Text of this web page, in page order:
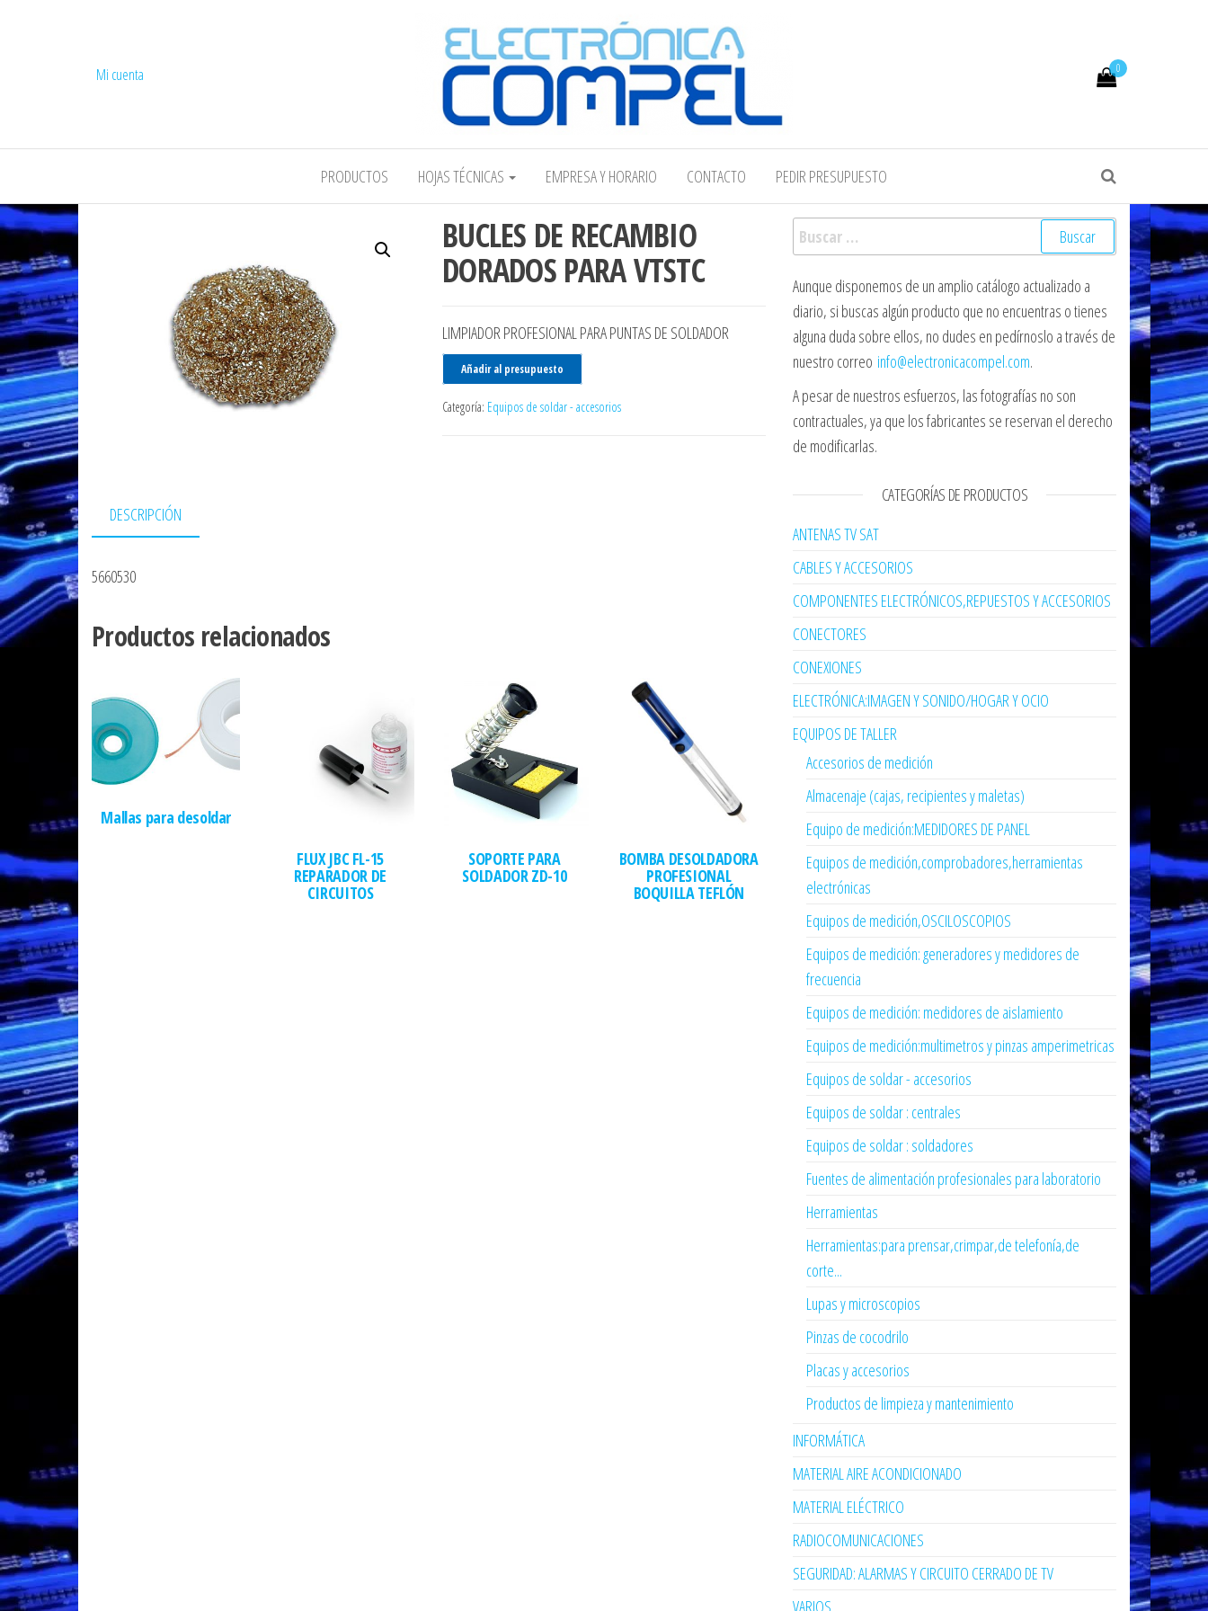
COMPEL Electrónica COMPEL
0
Mi cuenta
PRODUCTOS HOJAS TÉCNICAS EMPRESA Y HORARIO CONTACTO PEDIR PRESUPUESTO
BUCLES DE RECAMBIO
DORADOS PARA VTSTC
LIMPIADOR PROFESIONAL PARA PUNTAS DE SOLDADOR
Añadir al presupuesto
Categoría: Equipos de soldar - accesorios
DESCRIPCIÓN
5660530
Productos relacionados
Mallas para desoldar
FLUX JBC FL-15
REPARADOR DE
CIRCUITOS
SOPORTE PARA
SOLDADOR ZD-10
BOMBA DESOLDADORA
PROFESIONAL
BOQUILLA TEFLÓN
Buscar:
Aunque disponemos de un amplio catálogo actualizado a
diario, si buscas algún producto que no encuentras o tienes
alguna duda sobre ellos, no dudes en pedírnoslo a través de
nuestro correo info@electronicacompel.com.
A pesar de nuestros esfuerzos, las fotografías no son
contractuales, ya que los fabricantes se reservan el derecho
de modificarlas.
CATEGORÍAS DE PRODUCTOS
ANTENAS TV SAT
CABLES Y ACCESORIOS
COMPONENTES ELECTRÓNICOS,REPUESTOS Y ACCESORIOS
CONECTORES
CONEXIONES
ELECTRÓNICA:IMAGEN Y SONIDO/HOGAR Y OCIO
EQUIPOS DE TALLER
Accesorios de medición
Almacenaje (cajas, recipientes y maletas)
Equipo de medición:MEDIDORES DE PANEL
Equipos de medición,comprobadores,herramientas
electrónicas
Equipos de medición,OSCILOSCOPIOS
Equipos de medición: generadores y medidores de
frecuencia
Equipos de medición: medidores de aislamiento
Equipos de medición:multimetros y pinzas amperimetricas
Equipos de soldar - accesorios
Equipos de soldar : centrales
Equipos de soldar : soldadores
Fuentes de alimentación profesionales para laboratorio
Herramientas
Herramientas:para prensar,crimpar,de telefonía,de
corte...
Lupas y microscopios
Pinzas de cocodrilo
Placas y accesorios
Productos de limpieza y mantenimiento
INFORMÁTICA
MATERIAL AIRE ACONDICIONADO
MATERIAL ELÉCTRICO
RADIOCOMUNICACIONES
SEGURIDAD: ALARMAS Y CIRCUITO CERRADO DE TV
VARIOS